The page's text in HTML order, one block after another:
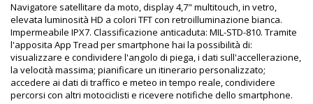
Navigatore satellitare da moto, display 4,7" multitouch, in vetro,
elevata luminosità HD a colori TFT con retroilluminazione bianca.
Impermeabile IPX7. Classificazione anticaduta: MIL-STD-810. Tramite
l'apposita App Tread per smartphone hai la possibilità di:
visualizzare e condividere l'angolo di piega, i dati sull'accellerazione,
la velocità massima; pianificare un itinerario personalizzato;
accedere ai dati di traffico e meteo in tempo reale, condividere
percorsi con altri motociclisti e ricevere notifiche dello smartphone.